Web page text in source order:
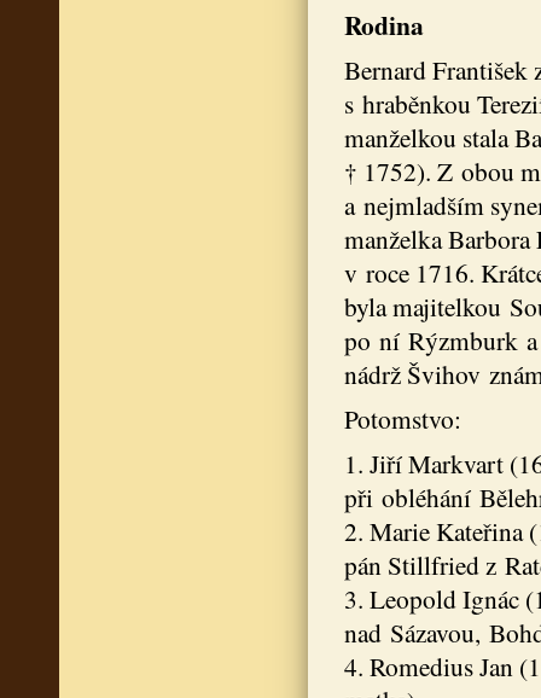
Rodina
Bernard František
s hraběnkou
manželkou stala
† 1752). Z obou
a nejmladším
manželka
v roce 1716.
byla majitelkou
po ní Rýzmburk a
nádrž Švihov
Potomstvo:
1. Jiří Markvart
při obléhání
2. Marie Kateřina
pán Stillfried z
3. Leopold Ignác
nad Sázavou,
4. Romedius Jan